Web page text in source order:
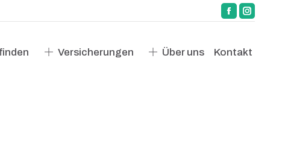
Facebook
opensopens
Versicherungen Über uns Kontakt
Versicherungen Über uns Kontakt